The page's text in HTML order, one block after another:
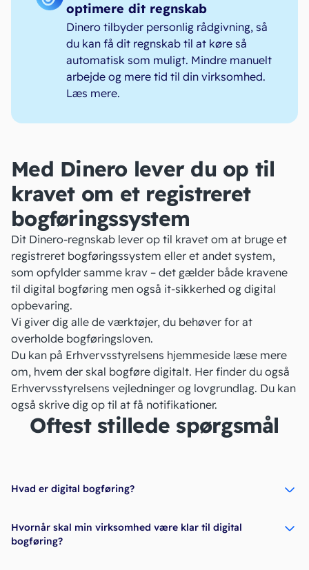
optimere dit regnskab
Dinero tilbyder personlig rådgivning, så
du kan få dit regnskab til at køre så
automatisk som muligt. Mindre manuelt
arbejde og mere tid til din virksomhed.
Læs mere.
Med Dinero lever du op til
kravet om et registreret
bogføringssystem
Dit Dinero-regnskab lever op til kravet om at bruge et
registreret bogføringssystem eller et andet system,
som opfylder samme krav – det gælder både kravene
til digital bogføring men også it-sikkerhed og digital
opbevaring.
Vi giver dig alle de værktøjer, du behøver for at
overholde bogføringsloven.
Du kan på Erhvervsstyrelsens hjemmeside læse mere
om, hvem der skal bogføre digitalt. Her finder du også
Erhvervsstyrelsens vejledninger og lovgrundlag. Du kan
også skrive dig op til at få notifikationer.
Oftest stillede spørgsmål
Hvad er digital bogføring?
Hvornår skal min virksomhed være klar til digital
bogføring?